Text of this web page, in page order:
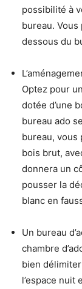
possibilité à
bureau.
dessous du
Optez pour
dotée d’une
bureau ado
bureau, vous
bois brut,
donnera un
pousser la
blanc en
Un bureau
chambre
bien
l’espace nuit